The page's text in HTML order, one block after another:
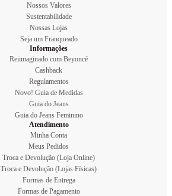
Nossos Valores
Sustentabilidade
Nossas Lojas
Seja um Franqueado
Informações
Reiimaginado com Beyoncé
Cashback
Regulamentos
Novo! Guia de Medidas
Guia do Jeans
Guia do Jeans Feminino
Atendimento
Minha Conta
Meus Pedidos
Troca e Devolução (Loja Online)
Troca e Devolução (Lojas Físicas)
Formas de Entrega
Formas de Pagamento